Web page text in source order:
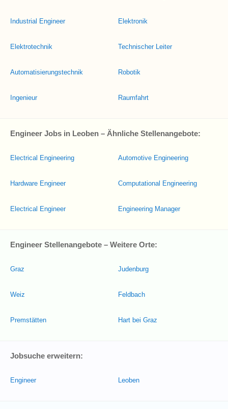
Industrial Engineer
Elektrotechnik
Automatisierungstechnik
Ingenieur
Elektronik
Technischer Leiter
Robotik
Raumfahrt
Engineer Jobs in Leoben – Ähnliche Stellenangebote:
Electrical Engineering
Hardware Engineer
Electrical Engineer
Automotive Engineering
Computational Engineering
Engineering Manager
Engineer Stellenangebote – Weitere Orte:
Graz
Weiz
Premstätten
Judenburg
Feldbach
Hart bei Graz
Jobsuche erweitern:
Engineer Leoben